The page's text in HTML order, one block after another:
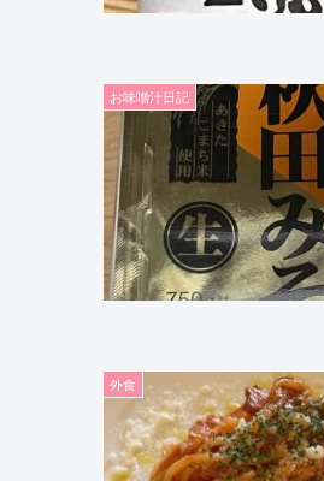
お味噌汁日記
外食